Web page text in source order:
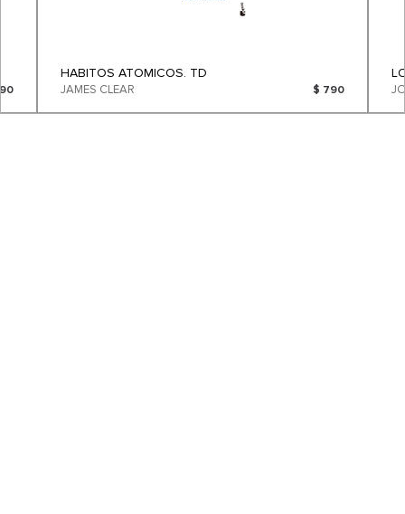
HABITOS ATOMICOS. TD
JAMES CLEAR $ 790